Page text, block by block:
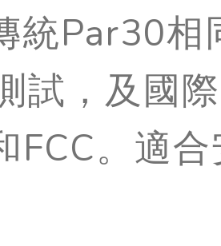
統Par30相
試，及國
FCC。適